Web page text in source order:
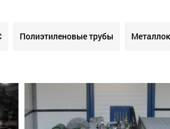
Полиэтиленовые трубы